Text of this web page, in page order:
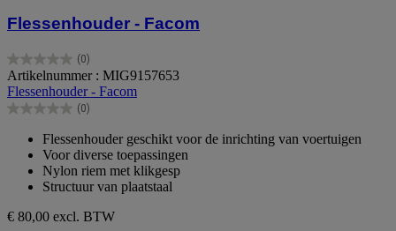
Flessenhouder - Facom
(0)
0.0
van
de
5
Artikelnummer : MIG9157653
Flessenhouder - Facom
(0)
0.0
sterren.
Flessenhouder geschikt voor de inrichting van voertuigen
Voor diverse toepassingen
Nylon riem met klikgesp
Structuur van plaatstaal
€ 80,00 excl. BTW